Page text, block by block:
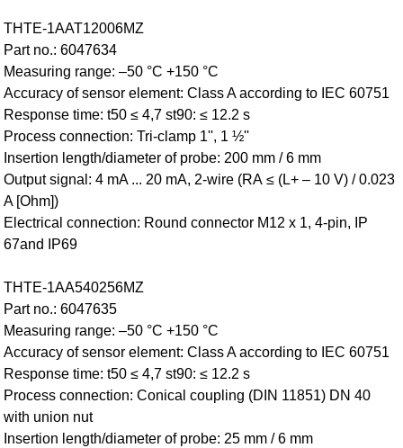
THTE-1AAT12006MZ
Part no.: 6047634
Measuring range: –50 °C +150 °C
Accuracy of sensor element: Class A according to IEC 60751
Response time: t50 ≤ 4,7 st90: ≤ 12.2 s
Process connection: Tri-clamp 1'', 1 ½''
Insertion length/diameter of probe: 200 mm / 6 mm
Output signal: 4 mA ... 20 mA, 2-wire (RA ≤ (L+ – 10 V) / 0.023
A [Ohm])
Electrical connection: Round connector M12 x 1, 4-pin, IP
67and IP69
THTE-1AA540256MZ
Part no.: 6047635
Measuring range: –50 °C +150 °C
Accuracy of sensor element: Class A according to IEC 60751
Response time: t50 ≤ 4,7 st90: ≤ 12.2 s
Process connection: Conical coupling (DIN 11851) DN 40
with union nut
Insertion length/diameter of probe: 25 mm / 6 mm